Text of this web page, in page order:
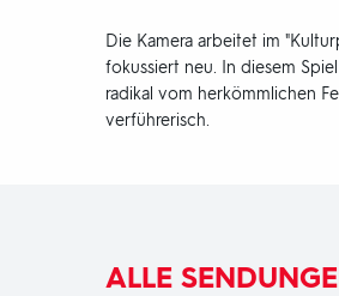
Die Kamera arbeitet im
fokussiert neu. In diesem
radikal vom herkömmlichen
verführerisch.
ALLE